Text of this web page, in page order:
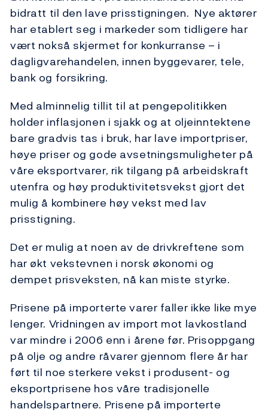
bidratt til den lave prisstigningen. Nye aktører
har etablert seg i markeder som tidligere har
vært nokså skjermet for konkurranse – i
dagligvarehandelen, innen byggevarer, tele,
bank og forsikring.
Med alminnelig tillit til at pengepolitikken
holder inflasjonen i sjakk og at oljeinntektene
bare gradvis tas i bruk, har lave importpriser,
høye priser og gode avsetningsmuligheter på
våre eksportvarer, rik tilgang på arbeidskraft
utenfra og høy produktivitetsvekst gjort det
mulig å kombinere høy vekst med lav
prisstigning.
Det er mulig at noen av de drivkreftene som
har økt vekstevnen i norsk økonomi og
dempet prisveksten, nå kan miste styrke.
Prisene på importerte varer faller ikke like mye
lenger. Vridningen av import mot lavkostland
var mindre i 2006 enn i årene før. Prisoppgang
på olje og andre råvarer gjennom flere år har
ført til noe sterkere vekst i produsent- og
eksportprisene hos våre tradisjonelle
handelspartnere. Prisene på importerte